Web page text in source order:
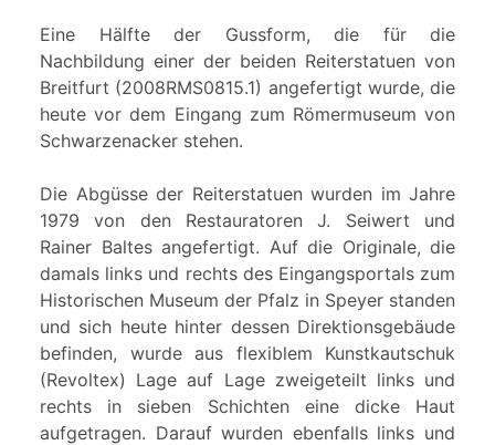
Eine Hälfte der Gussform, die für die
Nachbildung einer der beiden Reiterstatuen von
Breitfurt (2008RMS0815.1) angefertigt wurde, die
heute vor dem Eingang zum Römermuseum von
Schwarzenacker stehen.
Die Abgüsse der Reiterstatuen wurden im Jahre
1979 von den Restauratoren J. Seiwert und
Rainer Baltes angefertigt. Auf die Originale, die
damals links und rechts des Eingangsportals zum
Historischen Museum der Pfalz in Speyer standen
und sich heute hinter dessen Direktionsgebäude
befinden, wurde aus flexiblem Kunstkautschuk
(Revoltex) Lage auf Lage zweigeteilt links und
rechts in sieben Schichten eine dicke Haut
aufgetragen. Darauf wurden ebenfalls links und